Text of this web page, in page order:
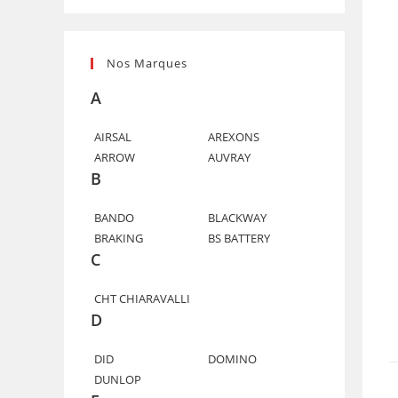
Nos Marques
A
AIRSAL
AREXONS
ARROW
AUVRAY
B
BANDO
BLACKWAY
BRAKING
BS BATTERY
C
CHT CHIARAVALLI
D
DID
DOMINO
DUNLOP